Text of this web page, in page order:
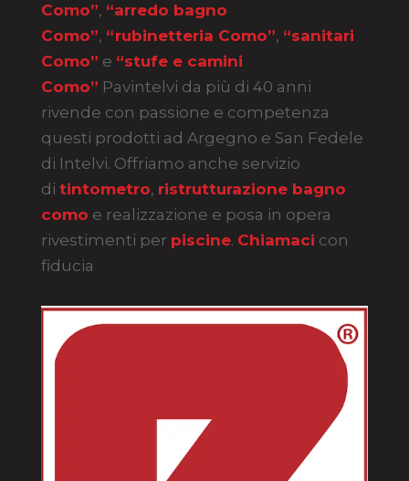
Como”, “arredo bagno
Como”, “rubinetteria Como”, “sanitari
Como” e “stufe e camini
Como” Pavintelvi da più di 40 anni
rivende con passione e competenza
questi prodotti ad Argegno e San Fedele
di Intelvi. Offriamo anche servizio
di tintometro, ristrutturazione bagno
como e realizzazione e posa in opera
rivestimenti per piscine. Chiamaci con
fiducia